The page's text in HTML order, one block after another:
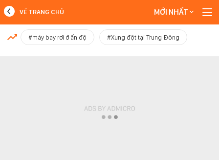
MỚI NHẤT
VỀ TRANG CHỦ MỚI NHẤT
#máy bay rơi ở ấn độ #Xung đột tại Trung Đông